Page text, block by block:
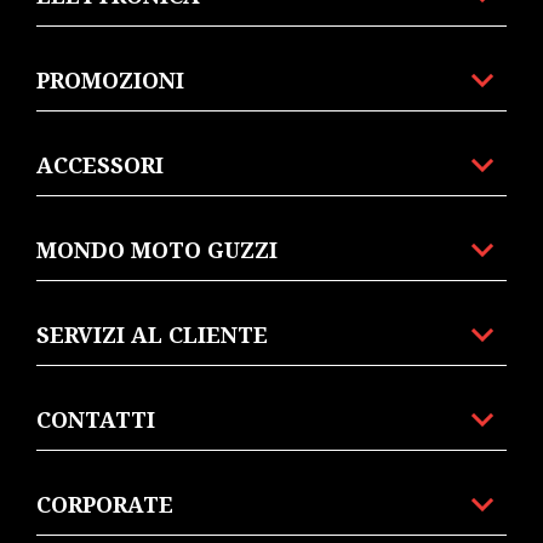
PROMOZIONI
ACCESSORI
MONDO MOTO GUZZI
SERVIZI AL CLIENTE
CONTATTI
CORPORATE